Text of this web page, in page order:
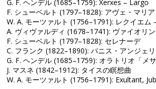
G. F. ヘンデル (1685–1759): Xerxes – Largo
F. シューベルト (1797–1828): アヴェ・マリア
W. A. モーツァルト (1756–1791): レクイエム
A. ヴィヴァルディ (1678–1741): ヴァイオリ
F. シューベルト (1797–1828): セレナーデ
C. フランク (1822–1890): パニス・アンジェ
G. F. ヘンデル (1685–1759): オラトリオ「メ
J. マスネ (1842–1912): タイスの瞑想曲
W. A. モーツァルト (1756–1791): Exultant,